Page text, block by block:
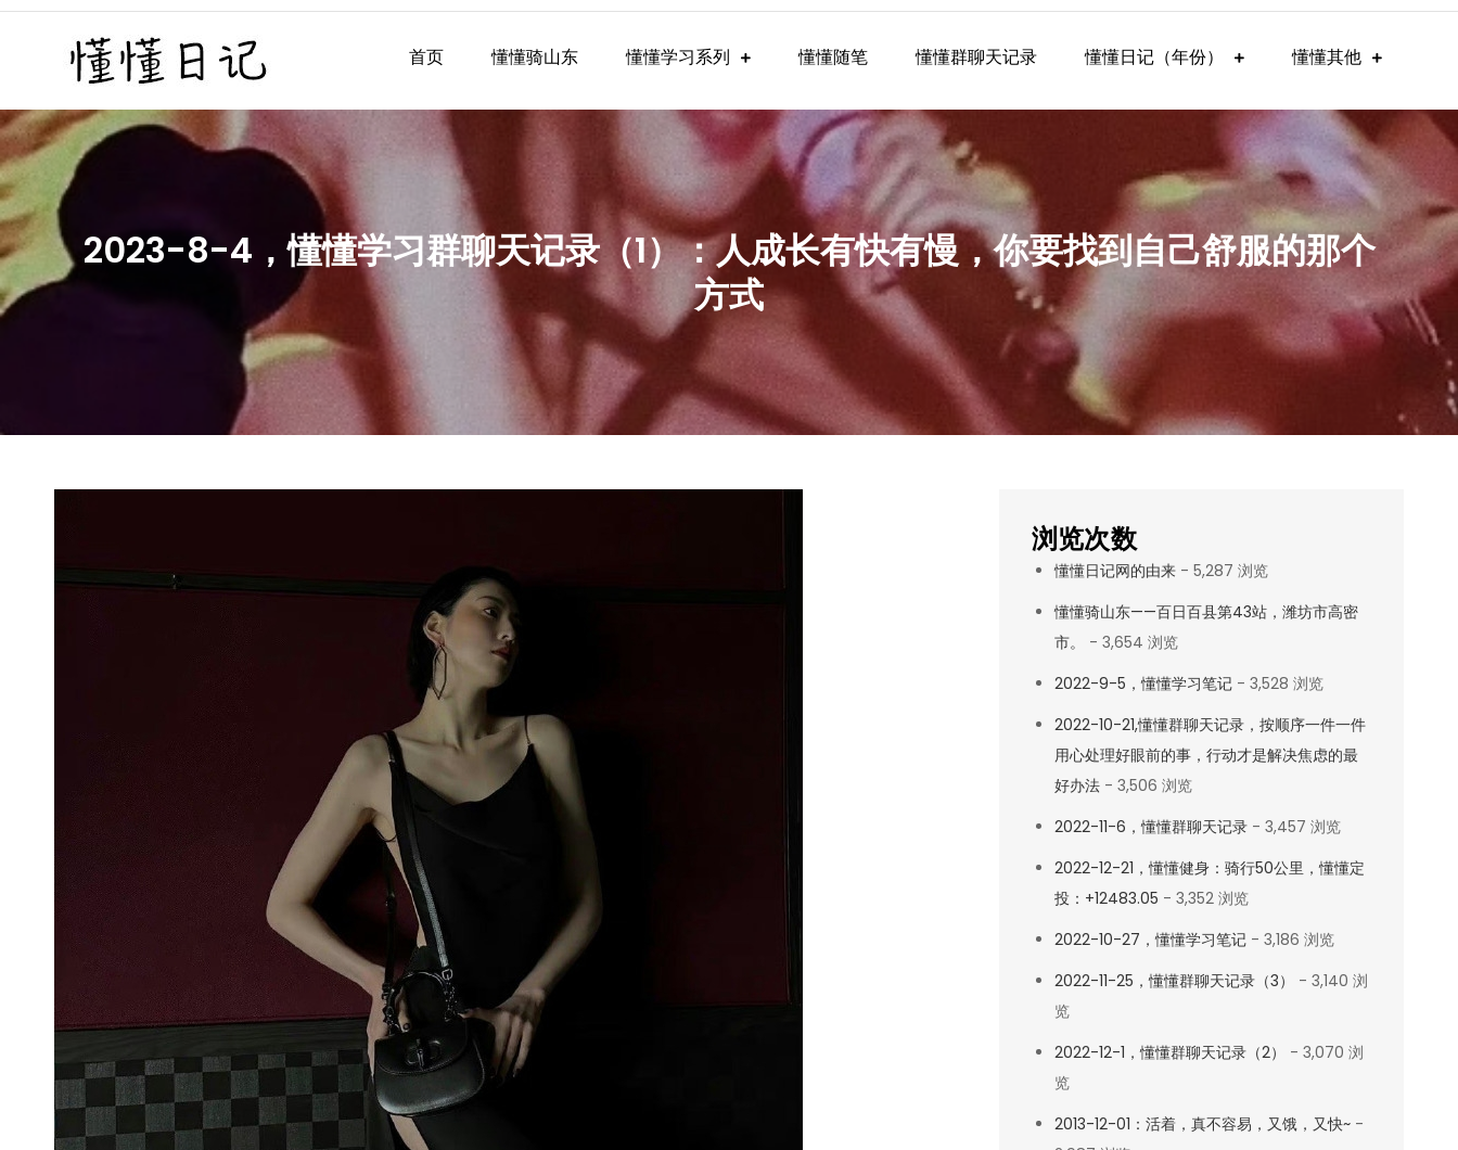
Skip
懂懂日记
懂懂日记网每天同步更新懂懂学习群内容
首页 懂懂骑山东 懂懂学习系列 懂懂随笔 懂懂群聊天记录 懂懂日记（年份） 懂懂其他
2023-8-4，懂懂学习群聊天记录（1）：人成长有快有慢，你要找到自己舒服的那个
方式
浏览次数
懂懂日记网的由来- 5,287 浏览
懂懂骑山东——百日百县第43站，潍坊市高密
市。
- 3,654 浏览
2022-9-5，懂懂学习笔记- 3,528 浏览
2022-10-21,懂懂群聊天记录，按顺序一件一件
用心处理好眼前的事，行动才是解决焦虑的最
好办法- 3,506 浏览
2022-11-6，懂懂群聊天记录- 3,457 浏览
2022-12-21，懂懂健身：骑行50公里，懂懂定
投：+12483.05 - 3,352 浏览
2022-10-27，懂懂学习笔记- 3,186 浏览
2022-11-25，懂懂群聊天记录（3）
- 3,140 浏
览
2022-12-1，懂懂群聊天记录（2）
- 3,070 浏
览
2013-12-01：活着，真不容易，又饿，又快~-